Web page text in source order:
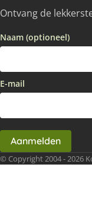
Ontvang de
Naam (optioneel)
E-mail
Aanmelden
© Copyright 2004 - 2026